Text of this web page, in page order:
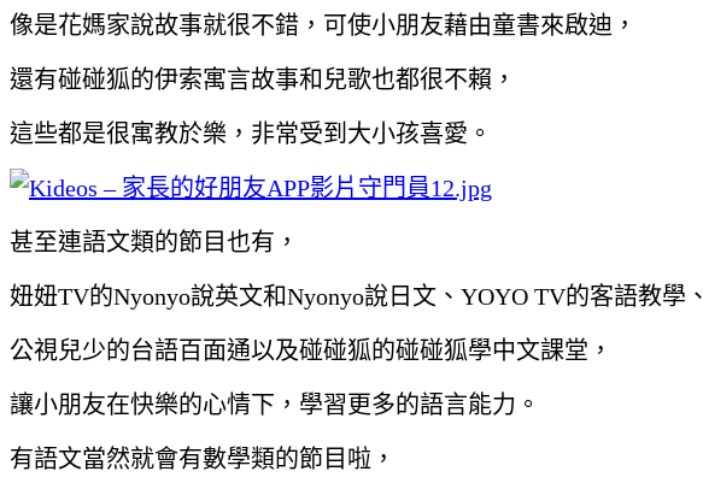
像是花媽家說故事就很不錯，可使小朋友藉由童書來啟迪，
還有碰碰狐的伊索寓言故事和兒歌也都很不賴，
這些都是很寓教於樂，非常受到大小孩喜愛。
甚至連語文類的節目也有，
妞妞TV的Nyonyo說英文和Nyonyo說日文、YOYO TV的客語教學、
公視兒少的台語百面通以及碰碰狐的碰碰狐學中文課堂，
讓小朋友在快樂的心情下，學習更多的語言能力。
有語文當然就會有數學類的節目啦，